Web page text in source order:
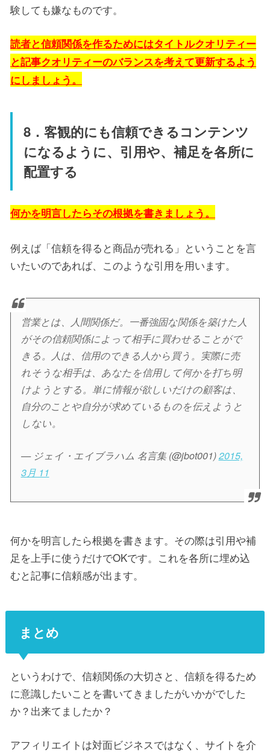
験しても嫌なものです。
読者と信頼関係を作るためにはタイトルクオリティー
と記事クオリティーのバランスを考えて更新するよう
にしましょう。
8．客観的にも信頼できるコンテンツ
になるように、引用や、補足を各所に
配置する
何かを明言したらその根拠を書きましょう。
例えば「信頼を得ると商品が売れる」ということを言
いたいのであれば、このような引用を用います。
営業とは、人間関係だ。一番強固な関係を築けた人
がその信頼関係によって相手に買わせることがで
きる。人は、信用のできる人から買う。実際に売
れそうな相手は、あなたを信用して何かを打ち明
けようとする。単に情報が欲しいだけの顧客は、
自分のことや自分が求めているものを伝えようと
しない。
— ジェイ・エイブラハム 名言集 (@jbot001)2015,
3月 11
何かを明言したら根拠を書きます。その際は引用や補
足を上手に使うだけでOKです。これを各所に埋め込
むと記事に信頼感が出ます。
まとめ
というわけで、信頼関係の大切さと、信頼を得るため
に意識したいことを書いてきましたがいかがでした
か？出来てましたか？
アフィリエイトは対面ビジネスではなく、サイトを介